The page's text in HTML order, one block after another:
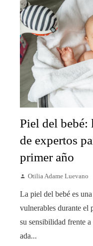
Piel del bebé:
de expertos
primer año
Otilia Adame Luevano
La piel del bebé es
vulnerables durante el
su sensibilidad frente
ada...